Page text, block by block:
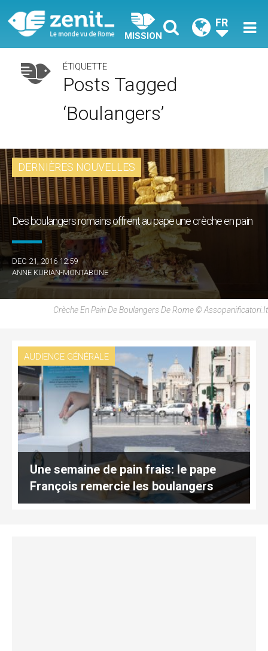
MISSION
FR
ÉTIQUETTE
Posts Tagged
‘boulangers’
DERNIÈRES NOUVELLES
Des boulangers romains offrent au pape une crèche en pain
DEC 21, 2016 12:59
ANNE KURIAN-MONTABONE
Crèche En Pain De Boulangers De Rome © Assopanificatori.it
AUDIENCE GÉNÉRALE
Une semaine de pain frais: le pape
François remercie les boulangers